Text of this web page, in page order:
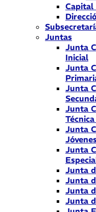
Capital
Juntas
Junta
Inicial
Junta
Junta
Junta
Junta
Junta
Junta
Junta
Junta
Junta